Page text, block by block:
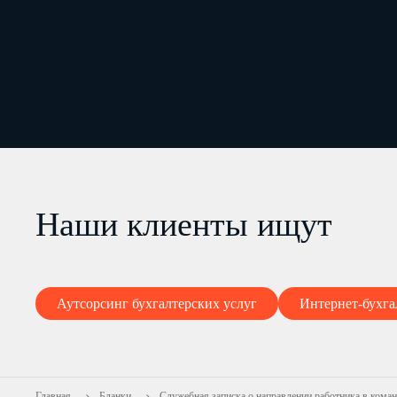
Наши клиенты ищут
Аутсорсинг бухгалтерских услуг Интернет-